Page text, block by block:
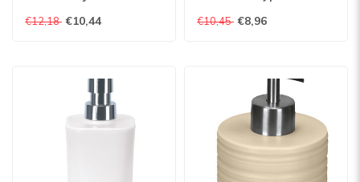
€12,18 €10,44 €10,45 €8,96